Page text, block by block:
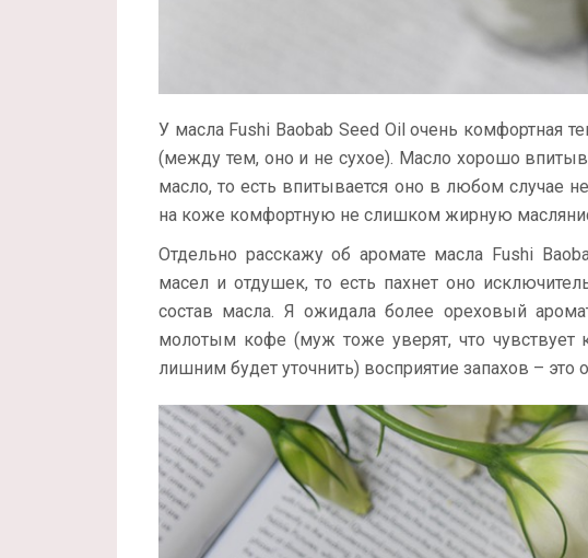
У масла Fushi Baobab Seed Oil очень комфортная
(между тем, оно и не сухое). Масло хорошо
масло, то есть впитывается оно в любом случае
на коже комфортную не слишком жирную
Отдельно расскажу об аромате масла Fushi
масел и отдушек, то есть пахнет оно
состав масла. Я ожидала более ореховый
молотым кофе (муж тоже уверят, что чувствует
лишним будет уточнить) восприятие запахов – это